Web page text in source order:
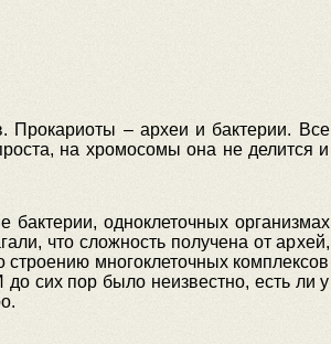
Прокариоты – археи и бактерии. Все
на хромосомы она не делится и
одноклеточных организмах
что сложность получена от архей,
строению многоклеточных комплексов
сих пор было неизвестно, есть ли у